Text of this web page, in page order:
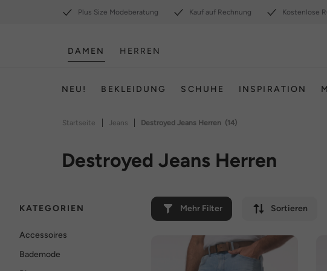
Plus Size Modeberatung Kauf auf Rechnung Kostenlose
DAMEN HERREN
NEU! BEKLEIDUNG SCHUHE INSPIRATION
Startseite | Jeans | Destroyed Jeans Herren (14)
Destroyed Jeans Herren
KATEGORIEN Mehr Filter Sortieren
Accessoires
Bademode